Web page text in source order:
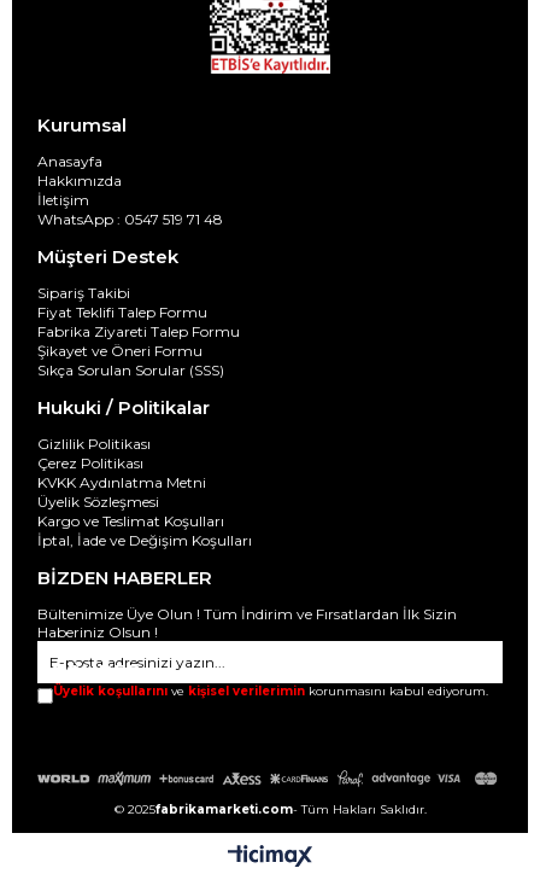
Kurumsal
Anasayfa
Hakkımızda
İletişim
WhatsApp : 0547 519 71 48
Müşteri Destek
Sipariş Takibi
Fiyat Teklifi Talep Formu
Fabrika Ziyareti Talep Formu
Şikayet ve Öneri Formu
Sıkça Sorulan Sorular (SSS)
Hukuki / Politikalar
Gizlilik Politikası
Çerez Politikası
KVKK Aydınlatma Metni
Üyelik Sözleşmesi
Kargo ve Teslimat Koşulları
İptal, İade ve Değişim Koşulları
BİZDEN HABERLER
Bültenimize Üye Olun ! Tüm İndirim ve Fırsatlardan İlk Sizin
Haberiniz Olsun !
GÖNDER
Üyelik koşullarını ve kişisel verilerimin korunmasını kabul ediyorum.
© 2025fabrikamarketi.com- Tüm Hakları Saklıdır.